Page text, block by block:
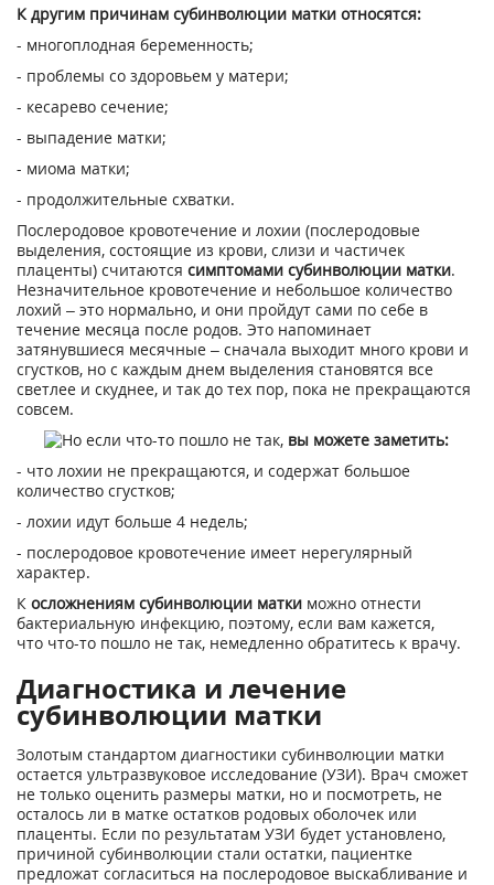
К другим причинам субинволюции матки относятся:
- многоплодная беременность;
- проблемы со здоровьем у матери;
- кесарево сечение;
- выпадение матки;
- миома матки;
- продолжительные схватки.
Послеродовое кровотечение и лохии (послеродовые
выделения, состоящие из крови, слизи и частичек
плаценты) считаются симптомами субинволюции матки.
Незначительное кровотечение и небольшое количество
лохий – это нормально, и они пройдут сами по себе в
течение месяца после родов. Это напоминает
затянувшиеся месячные – сначала выходит много крови и
сгустков, но с каждым днем выделения становятся все
светлее и скуднее, и так до тех пор, пока не прекращаются
совсем.
Но если что-то пошло не так, вы можете заметить:
- что лохии не прекращаются, и содержат большое
количество сгустков;
- лохии идут больше 4 недель;
- послеродовое кровотечение имеет нерегулярный
характер.
К осложнениям субинволюции матки можно отнести
бактериальную инфекцию, поэтому, если вам кажется,
что что-то пошло не так, немедленно обратитесь к врачу.
Диагностика и лечение
субинволюции матки
Золотым стандартом диагностики субинволюции матки
остается ультразвуковое исследование (УЗИ). Врач сможет
не только оценить размеры матки, но и посмотреть, не
осталось ли в матке остатков родовых оболочек или
плаценты. Если по результатам УЗИ будет установлено,
причиной субинволюции стали остатки, пациентке
предложат согласиться на послеродовое выскабливание и